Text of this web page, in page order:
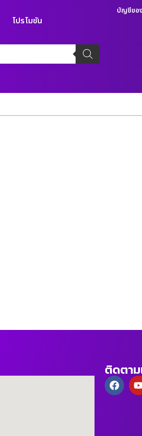
โปรโมชัน
บัญชีขอ
ติดตาม